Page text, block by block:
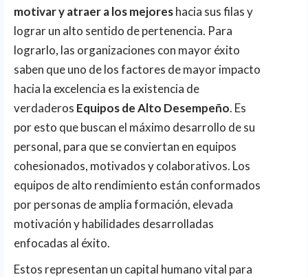
motivar y atraer a los mejoreshacia sus filas y
lograr un alto sentido de pertenencia. Para
lograrlo, las organizaciones con mayor éxito
saben que uno de los factores de mayor impacto
hacia la excelencia es la existencia de
verdaderos Equipos de Alto Desempeño. Es
por esto que buscan el máximo desarrollo de su
personal, para que se conviertan en equipos
cohesionados, motivados y colaborativos. Los
equipos de alto rendimiento están conformados
por personas de amplia formación, elevada
motivación y habilidades desarrolladas
enfocadas al éxito.
Estos representan un capital humano vital para